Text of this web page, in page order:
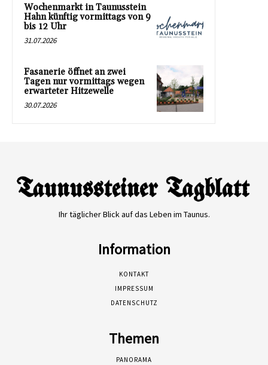
Wochenmarkt in Taunusstein
Hahn künftig vormittags von 9
bis 12 Uhr
31.07.2026
Fasanerie öffnet an zwei
Tagen nur vormittags wegen
erwarteter Hitzewelle
30.07.2026
Ihr täglicher Blick auf das Leben im Taunus.
Information
KONTAKT
IMPRESSUM
DATENSCHUTZ
Themen
PANORAMA